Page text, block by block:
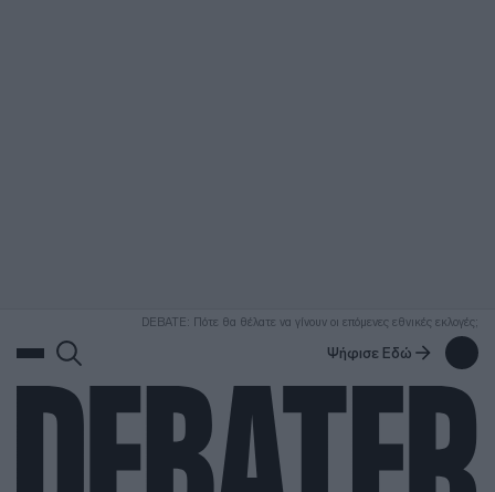
DEBATE: Πότε θα θέλατε να γίνουν οι επόμενες εθνικές εκλογές;
Ψήφισε Εδώ